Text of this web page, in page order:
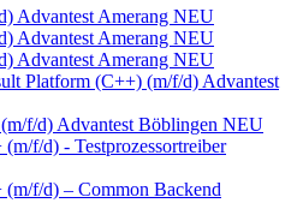
Advantest Amerang NEU
Advantest Amerang NEU
Advantest Amerang NEU
Platform (C++) (m/f/d) Advantest
f/d) Advantest Böblingen NEU
f/d) - Testprozessortreiber
f/d) – Common Backend